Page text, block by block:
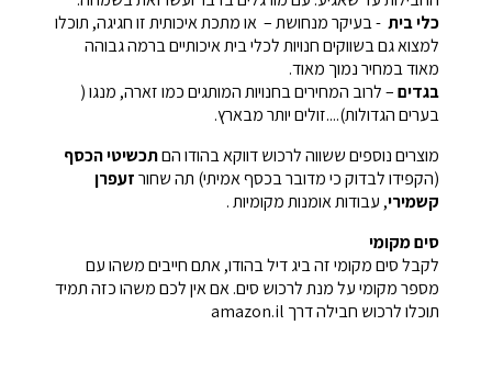
כלי בית - בעיקר מנחושת – או מתכת איכותית זו חגיגה, תוכלו
למצוא גם בשווקים חנויות לכלי בית איכותיים ברמה גבוהה
מאוד במחיר נמוך מאוד.
בגדים– לרוב המחירים בחנויות המותגים כמו זארה, מנגו (
בערים הגדולות)....זולים יותר מבארץ.
מוצרים נוספים ששווה לרכוש דווקא בהודו הםתכשיטי הכסף
(הקפידו לבדוק כי מדובר בכסף אמיתי) תה שחורזעפרן
קשמירי, עבודות אומנות מקומיות .
סים מקומי
לקבל סים מקומי זה ביג דיל בהודו, אתם חייבים משהו עם
מספר מקומי על מנת לרכוש סים. אם אין לכם משהו כזה תמיד
תוכלו לרכוש חבילה דרך amazon.il